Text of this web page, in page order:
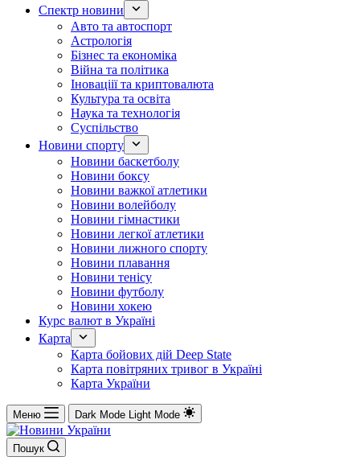
Спектр новини
Авто та автоспорт
Астрологія
Бізнес та економіка
Війна та політика
Іноваціії та криптовалюта
Культура та освіта
Наука та технологія
Суспільство
Новини спорту
Новини баскетболу
Новини боксу
Новини важкої атлетики
Новини волейболу
Новини гімнастики
Новини легкої атлетики
Новини лижного спорту
Новини плавання
Новини тенісу
Новини футболу
Новини хокею
Курс валют в Україні
Карта
Карта бойових дій Deep State
Карта повітряних тривог в Україні
Карта України
Меню Dark Mode Light Mode
Пошук